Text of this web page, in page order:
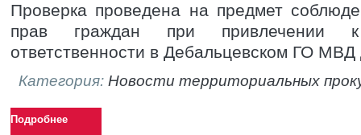
Проверка проведена на предмет
прав граждан при привлечении к
ответственности в Дебальцевском ГО
Категория: Новости территориальных
Подробнее